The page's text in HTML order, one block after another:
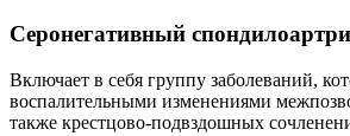
Серонегативный
Включает в себя группу заболеваний,
воспалительными изменениями
также крестцово-подвздошных